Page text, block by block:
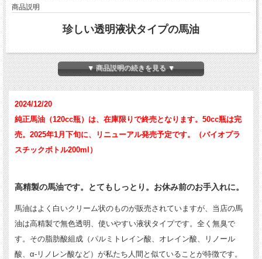
商品説明
珍しい透明液状タイプの馬油
▼ 商品説明の続きを見る ▼
2024/12/20
純正馬油（120cc瓶）は、在庫限りで終売となります。50cc瓶は完
売。2025年1月下旬に、リニューアル発売予定です。（バイオプラ
スチックボトル200ml）
高精製の馬油です。とてもしっとり。お休み前のお手入れに。
馬油はよく白いクリーム状のものが販売されていますが、当店の馬
油は高精製で無色透明、使いやすい液状タイプです。全く無臭で
す。その脂肪酸組成（パルミトレイン酸、オレイン酸、リノール
酸、α-リノレン酸など）が私たち人間と似ていることが特徴です。